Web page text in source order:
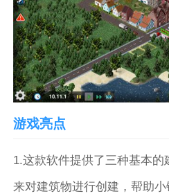
游戏亮点
1.这款软件提供了三种基本
来对建筑物进行创建，帮助小